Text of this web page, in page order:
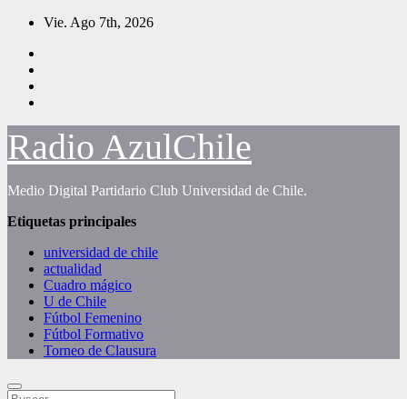
Saltar
contenido
Vie. Ago 7th, 2026
Radio AzulChile
Medio Digital Partidario Club Universidad de Chile.
Etiquetas principales
universidad de chile
actualidad
Cuadro mágico
U de Chile
Fútbol Femenino
Fútbol Formativo
Torneo de Clausura